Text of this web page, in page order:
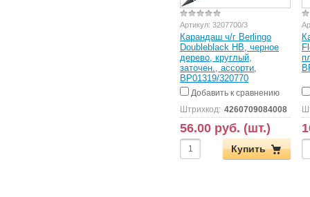
Артикул: 3207700/3
Карандаш ч/г Berlingo
Doubleblack HB, черное
дерево, круглый,
заточен., ассорти,
BP01319/320770
Добавить к сравнению
Штрихкод: 4260709084008
56.00 руб. (шт.)
Купить